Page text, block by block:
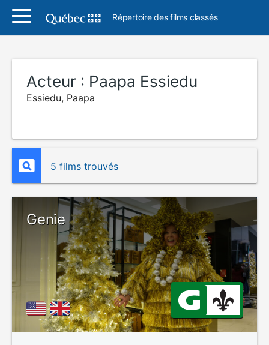
Répertoire des films classés
Acteur : Paapa Essiedu
Essiedu, Paapa
5 films trouvés
Genie